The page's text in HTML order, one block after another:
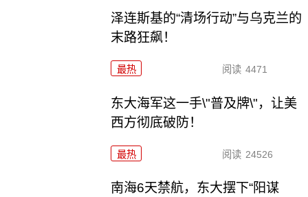
泽连斯基的“清场行动”与乌克兰的
末路狂飙！
最热 阅读 4471
东大海军这一手\"普及牌\"，让美
西方彻底破防！
最热 阅读 24526
南海6天禁航，东大摆下“阳谋